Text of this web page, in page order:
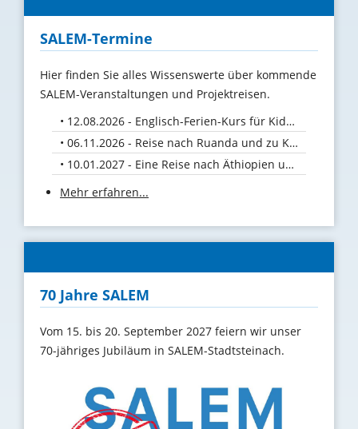
SALEM-Termine
Hier finden Sie alles Wissenswerte über kommende
SALEM-Veranstaltungen und Projektreisen.
12.08.2026 - Englisch-Ferien-Kurs für Kids vom 10. bis 12. August 26
06.11.2026 - Reise nach Ruanda und zu Kaffeebauern in Uganda
10.01.2027 - Eine Reise nach Äthiopien und Uganda
Mehr erfahren...
70 Jahre SALEM
Vom 15. bis 20. September 2027 feiern wir unser
70-jähriges Jubiläum in SALEM-Stadtsteinach.